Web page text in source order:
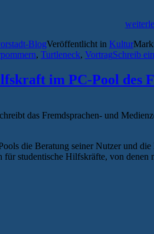
BlogVeröffentlicht in Kultur
, Turtleneck, VortragSchreib
im PC-Pool des
das Fremdsprachen- und
die Beratung seiner Nutzer und
studentische Hilfskräfte, von